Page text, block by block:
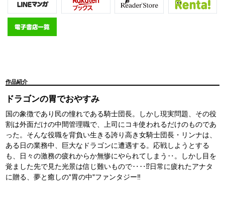
作品紹介
ドラゴンの胃でおやすみ
国の象徴であり民の憧れである騎士団長。しかし現実問題、その役
割は外面だけの中間管理職で、上司にコキ使われるだけのものであ
った。そんな役職を背負い生きる誇り高き女騎士団長・リンナは、
ある日の業務中、巨大なドラゴンに遭遇する。応戦しようとする
も、日々の激務の疲れからか無惨にやられてしまう‥。しかし目を
覚ました先で見た光景は信じ難いもので‥‥⁉日常に疲れたアナタ
に贈る、夢と癒しの"胃の中"ファンタジー‼